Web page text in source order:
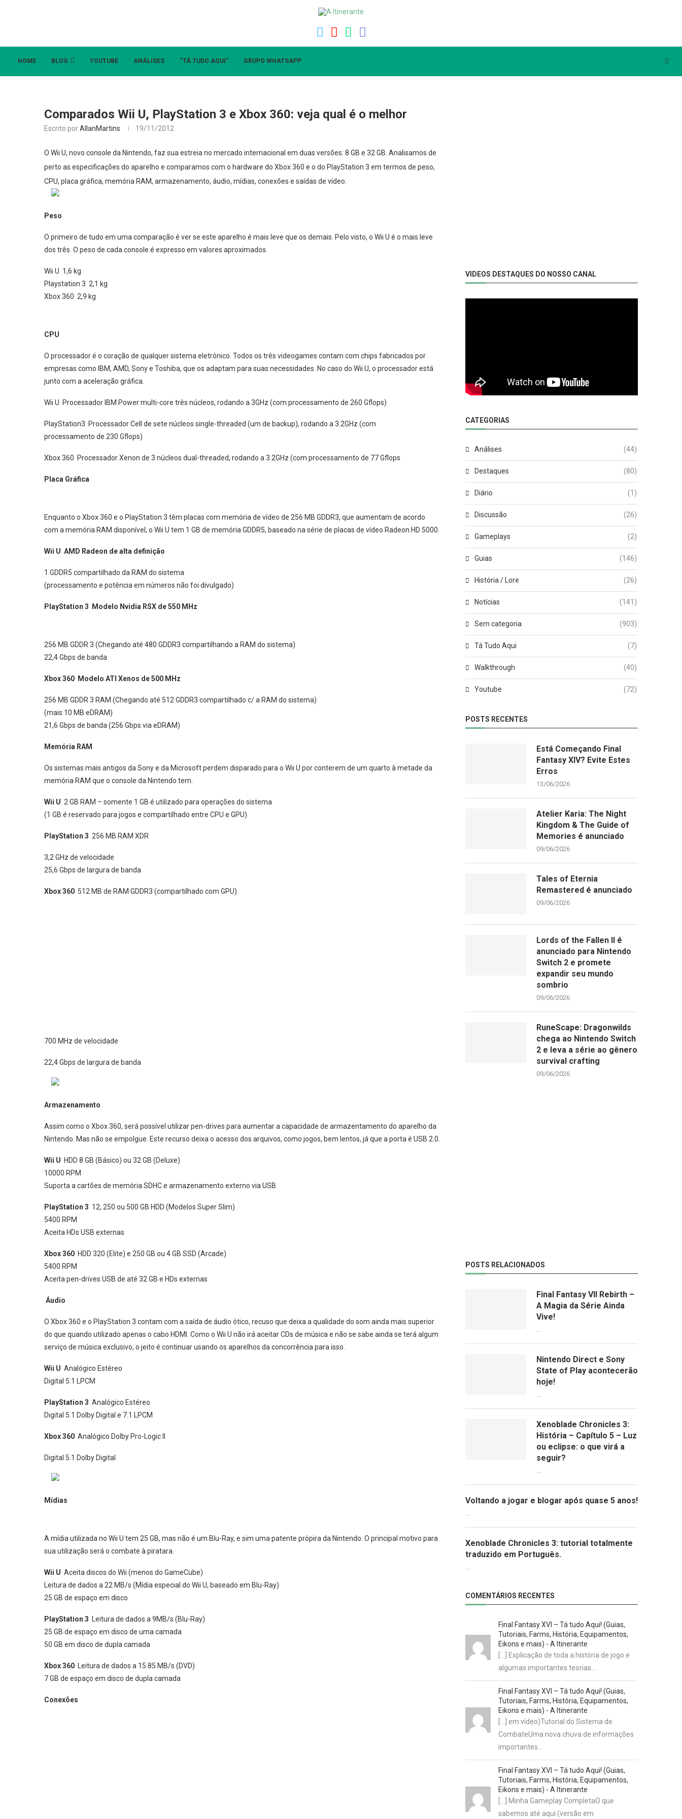
HOME BLOG YOUTUBE ANÁLISES “TÁ TUDO AQUI” GRUPO WHATSAPP
Comparados Wii U, PlayStation 3 e Xbox 360: veja qual é o melhor
Escrito porAllanMartins 19/11/2012
O Wii U, novo console da Nintendo, faz sua estreia no mercado internacional em duas versões: 8 GB e 32 GB. Analisamos de
perto as especificações do aparelho e comparamos com o hardware do Xbox 360 e o do PlayStation 3 em termos de peso,
CPU, placa gráfica, memória RAM, armazenamento, áudio, mídias, conexões e saídas de vídeo.
Peso
O primeiro de tudo em uma comparação é ver se este aparelho é mais leve que os demais. Pelo visto, o Wii U é o mais leve
dos três. O peso de cada console é expresso em valores aproximados.
Wii U 1,6 kg
Playstation 3 2,1 kg
Xbox 360 2,9 kg
CPU
O processador é o coração de qualquer sistema eletrônico. Todos os três videogames contam com chips fabricados por
empresas como IBM, AMD, Sony e Toshiba, que os adaptam para suas necessidades. No caso do Wii U, o processador está
junto com a aceleração gráfica.
Wii U Processador IBM Power multi-core três núcleos, rodando a 3GHz (com processamento de 260 Gflops)
PlayStation3 Processador Cell de sete núcleos single-threaded (um de backup), rodando a 3.2GHz (com
processamento de 230 Gflops)
Xbox 360 Processador Xenon de 3 núcleos dual-threaded, rodando a 3.2GHz (com processamento de 77 Gflops
Placa Gráfica
Enquanto o Xbox 360 e o PlayStation 3 têm placas com memória de vídeo de 256 MB GDDR3, que aumentam de acordo
com a memória RAM disponível, o Wii U tem 1 GB de memória GDDR5, baseado na série de placas de vídeo Radeon HD 5000.
Wii U AMD Radeon de alta definição
1 GDDR5 compartilhado da RAM do sistema
(processamento e potência em números não foi divulgado)
PlayStation 3 Modelo Nvidia RSX de 550 MHz
256 MB GDDR 3 (Chegando até 480 GDDR3 compartilhando a RAM do sistema)
22,4 Gbps de banda
Xbox 360 Modelo ATI Xenos de 500 MHz
256 MB GDDR 3 RAM (Chegando até 512 GDDR3 compartilhado c/ a RAM do sistema)
(mais 10 MB eDRAM)
21,6 Gbps de banda (256 Gbps via eDRAM)
Memória RAM
Os sistemas mais antigos da Sony e da Microsoft perdem disparado para o Wii U por conterem de um quarto à metade da
memória RAM que o console da Nintendo tem.
Wii U 2 GB RAM – somente 1 GB é utilizado para operações do sistema
(1 GB é reservado para jogos e compartilhado entre CPU e GPU)
PlayStation 3 256 MB RAM XDR
3,2 GHz de velocidade
25,6 Gbps de largura de banda
Xbox 360 512 MB de RAM GDDR3 (compartilhado com GPU)
700 MHz de velocidade
22,4 Gbps de largura de banda
Armazenamento
Assim como o Xbox 360, será possível utilizar pen-drives para aumentar a capacidade de armazentamento do aparelho da
Nintendo. Mas não se empolgue. Este recurso deixa o acesso dos arquivos, como jogos, bem lentos, já que a porta é USB 2.0.
Wii U HDD 8 GB (Básico) ou 32 GB (Deluxe)
10000 RPM
Suporta a cartões de memória SDHC e armazenamento externo via USB
PlayStation 3 12, 250 ou 500 GB HDD (Modelos Super Slim)
5400 RPM
Aceita HDs USB externas
Xbox 360 HDD 320 (Elite) e 250 GB ou 4 GB SSD (Arcade)
5400 RPM
Aceita pen-drives USB de até 32 GB e HDs externas
Áudio
O Xbox 360 e o PlayStation 3 contam com a saída de áudio ótico, recuso que deixa a qualidade do som ainda mais superior
do que quando utilizado apenas o cabo HDMI. Como o Wii U não irá aceitar CDs de música e não se sabe ainda se terá algum
serviço de música exclusivo, o jeito é continuar usando os aparelhos da concorrência para isso.
Wii U Analógico Estéreo
Digital 5.1 LPCM
PlayStation 3 Analógico Estéreo
Digital 5.1 Dolby Digital e 7.1 LPCM
Xbox 360 Analógico Dolby Pro-Logic II
Digital 5.1 Dolby Digital
Mídias
A mídia utilizada no Wii U tem 25 GB, mas não é um Blu-Ray, e sim uma patente própira da Nintendo. O principal motivo para
sua utilização será o combate à piratara.
Wii U Aceita discos do Wii (menos do GameCube)
Leitura de dados a 22 MB/s (Mídia especial do Wii U, baseado em Blu-Ray)
25 GB de espaço em disco
PlayStation 3
Leitura de dados a 9MB/s (Blu-Ray)
25 GB de espaço em disco de uma camada
50 GB em disco de dupla camada
Xbox 360
Leitura de dados a 15.85 MB/s (DVD)
7 GB de espaço em disco de dupla camada
Conexões
VIDEOS DESTAQUES DO NOSSO CANAL
CATEGORIAS
Análises (44)
Destaques (80)
Diário (1)
Discussão (26)
Gameplays (2)
Guias (146)
História / Lore (26)
Notícias (141)
Sem categoria (903)
Tá Tudo Aqui (7)
Walkthrough (40)
Youtube (72)
POSTS RECENTES
Está Começando Final
Fantasy XIV? Evite Estes
Erros
13/06/2026
Atelier Karia: The Night
Kingdom & The Guide of
Memories é anunciado
09/06/2026
Tales of Eternia
Remastered é anunciado
09/06/2026
Lords of the Fallen II é
anunciado para Nintendo
Switch 2 e promete
expandir seu mundo
sombrio
09/06/2026
RuneScape: Dragonwilds
chega ao Nintendo Switch
2 e leva a série ao gênero
survival crafting
09/06/2026
POSTS RELACIONADOS
Final Fantasy VII Rebirth –
A Magia da Série Ainda
Vive!
Nintendo Direct e Sony
State of Play acontecerão
hoje!
Xenoblade Chronicles 3:
História – Capítulo 5 – Luz
ou eclipse: o que virá a
seguir?
Voltando a jogar e blogar após quase 5 anos!
Xenoblade Chronicles 3: tutorial totalmente
traduzido em Português.
COMENTÁRIOS RECENTES
Final Fantasy XVI – Tá tudo Aqui! (Guias,
Tutoriais, Farms, História, Equipamentos,
Eikons e mais) - A Itinerante
[…] Explicação de toda a história de jogo e
algumas importantes teorias…
Final Fantasy XVI – Tá tudo Aqui! (Guias,
Tutoriais, Farms, História, Equipamentos,
Eikons e mais) - A Itinerante
[…] em vídeo)Tutorial do Sistema de
CombateUma nova chuva de informações
importantes…
Final Fantasy XVI – Tá tudo Aqui! (Guias,
Tutoriais, Farms, História, Equipamentos,
Eikons e mais) - A Itinerante
[…] Minha Gameplay CompletaO que
sabemos até aqui (versão em